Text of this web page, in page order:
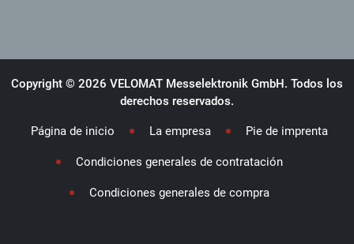
Página de inicio La empresa Pie de imprenta
Condiciones generales de contratación
Condiciones generales de compra
Copyright © 2026 VELOMAT Messelektronik GmbH. Todos los
derechos reservados.